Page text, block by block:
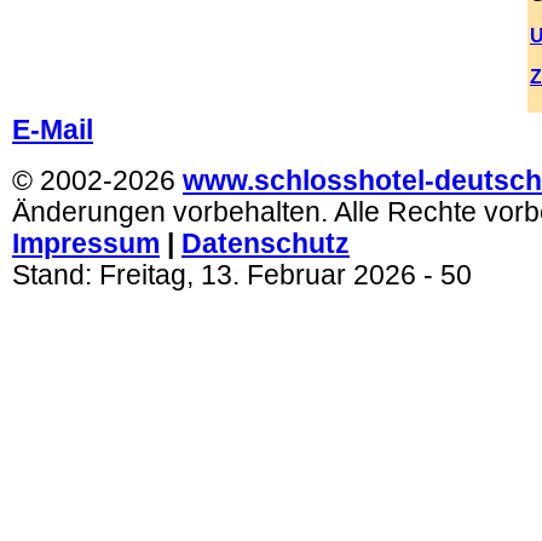
E-Mail
© 2002-2026 www.schlosshotel-
Änderungen vorbehalten. Alle Rechte
Impressum
Datenschutz
Stand: Freitag, 13. Februar 2026 - 50